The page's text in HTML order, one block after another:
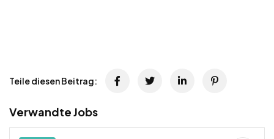
Teile diesen Beitrag:
Verwandte Jobs